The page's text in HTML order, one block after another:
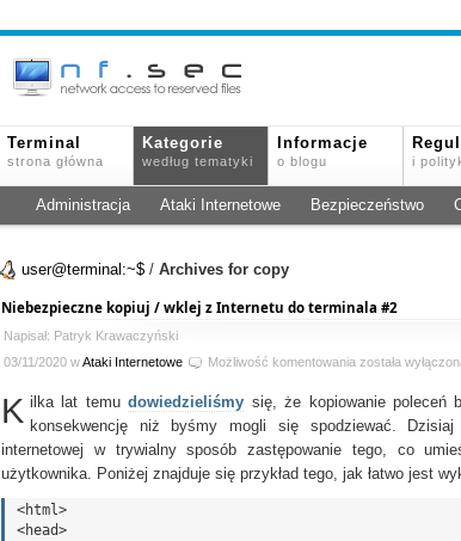
Terminal
strona główna
Kategorie
według tematyki
Informacje
o blogu i
Administracja Ataki Internetowe Bezpieczeństwo
user@terminal:~$ / Archives for copy
Niebezpieczne kopiuj / wklej z Internetu do terminala #2
Napisał: Patryk Krawaczyński
03/11/2020 wAtaki Internetowe Możliwość komentowania Niebezpieczne
/
wklej
Internetu
do
została
K ilka lat temudowiedzieliśmy się, że kopiowanie poleceń
konsekwencję niż byśmy mogli się spodziewać.
internetowej w trywialny sposób zastępowanie tego, co
użytkownika. Poniżej znajduje się przykład tego, jak łatwo jest
<html>
<head>